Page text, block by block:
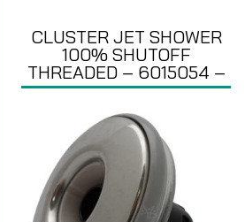
CLUSTER JET SHOWER
100% SHUTOFF
THREADED – 6015054 –